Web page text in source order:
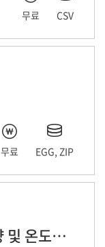
무료 CSV
무료 EGG, ZIP
성인천식환자의 최대호기량 및 온도습도 자료